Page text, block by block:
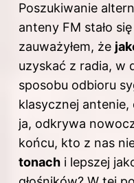
Poszukiwanie
anteny FM stało
zauważyłem, że
uzyskać z radia, w
sposobu odbioru
klasycznej
ja, odkrywa
końcu, kto z nas
tonach i lepszej